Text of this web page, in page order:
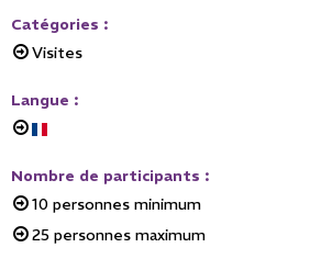
Catégories :
Visites
Langue :
Nombre de participants :
10 personnes minimum
25 personnes maximum